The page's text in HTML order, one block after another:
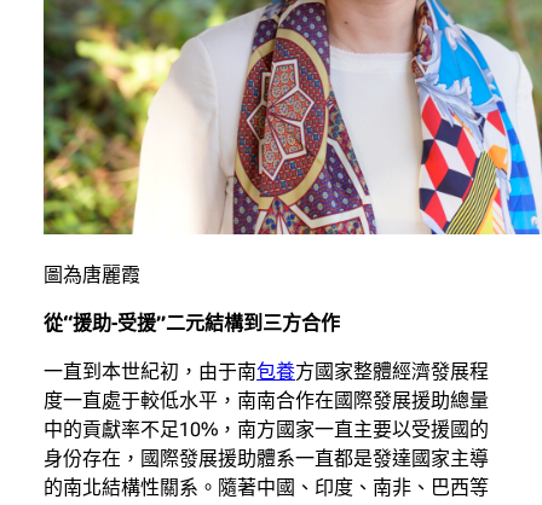
圖為唐麗霞
從“援助-受援”二元結構到三方合作
一直到本世紀初，由于南包養方國家整體經濟發展程
度一直處于較低水平，南南合作在國際發展援助總量
中的貢獻率不足10%，南方國家一直主要以受援國的
身份存在，國際發展援助體系一直都是發達國家主導
的南北結構性關系。隨著中國、印度、南非、巴西等